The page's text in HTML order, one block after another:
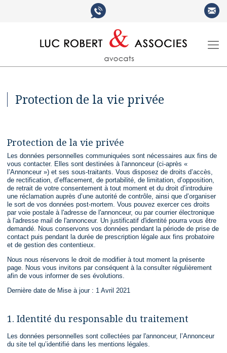
Protection de la vie privée
Protection de la vie privée
Les données personnelles communiquées sont nécessaires aux fins de
vous contacter. Elles sont destinées à l'annonceur (ci-après «
l’Annonceur ») et ses sous-traitants. Vous disposez de droits d’accès,
de rectification, d’effacement, de portabilité, de limitation, d’opposition,
de retrait de votre consentement à tout moment et du droit d’introduire
une réclamation auprès d’une autorité de contrôle, ainsi que d’organiser
le sort de vos données post-mortem. Vous pouvez exercer ces droits
par voie postale à l'adresse de l'annonceur, ou par courrier électronique
à l'adresse mail de l'annonceur. Un justificatif d'identité pourra vous être
demandé. Nous conservons vos données pendant la période de prise de
contact puis pendant la durée de prescription légale aux fins probatoire
et de gestion des contentieux.
Nous nous réservons le droit de modifier à tout moment la présente
page. Nous vous invitons par conséquent à la consulter régulièrement
afin de vous informer de ses évolutions.
Dernière date de Mise à jour : 1 Avril 2021
1. Identité du responsable du traitement
Les données personnelles sont collectées par l'annonceur, l’Annonceur
du site tel qu’identifié dans les mentions légales.